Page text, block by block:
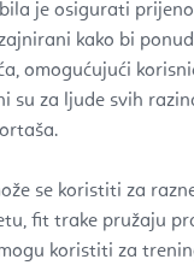
je osigurati
kako bi
omogućujući
su za ljude svih
se koristiti za
fit trake pružaju
koristiti za